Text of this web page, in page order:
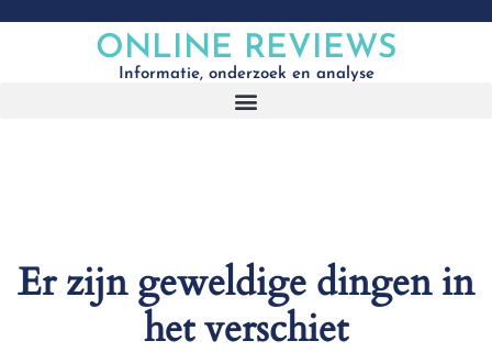
ONLINE REVIEWS
Informatie, onderzoek en analyse
Er zijn geweldige dingen in
het verschiet